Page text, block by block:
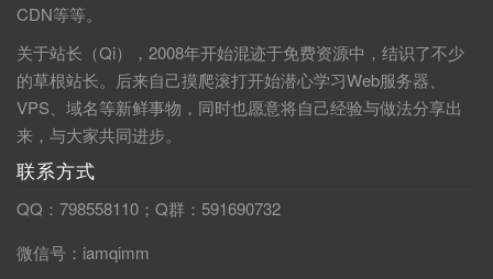
CDN等等。
关于站长（Qi），2008年开始混迹于免费资源中，结识了不少
的草根站长。后来自己摸爬滚打开始潜心学习Web服务器、
VPS、域名等新鲜事物，同时也愿意将自己经验与做法分享出
来，与大家共同进步。
联系方式
QQ：798558110；Q群：591690732
微信号：iamqimm